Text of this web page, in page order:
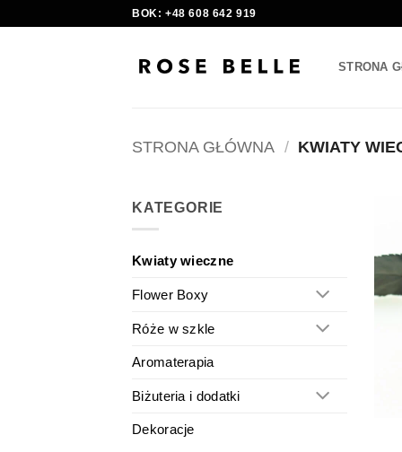
BOK: +48 608 642 919
STRONA
STRONA GŁÓWNA / KWIATY
KATEGORIE
Kwiaty wieczne
Flower Boxy
Róże w szkle
Aromaterapia
Biżuteria i dodatki
Dekoracje